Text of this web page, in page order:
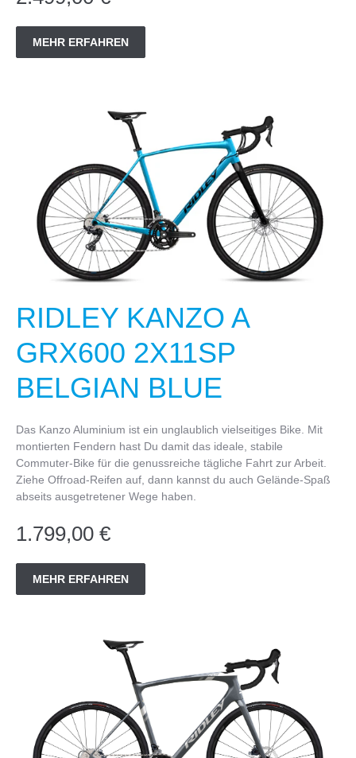
MEHR ERFAHREN
RIDLEY KANZO A
GRX600 2X11SP
BELGIAN BLUE
Das Kanzo Aluminium ist ein unglaublich vielseitiges Bike. Mit
montierten Fendern hast Du damit das ideale, stabile
Commuter-Bike für die genussreiche tägliche Fahrt zur Arbeit.
Ziehe Offroad-Reifen auf, dann kannst du auch Gelände-Spaß
abseits ausgetretener Wege haben.
1.799,00 €
MEHR ERFAHREN